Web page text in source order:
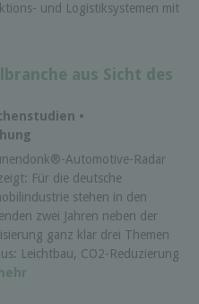
und Logistiksystemen mit
aus Sicht des
•
Automotive-Radar
Für die deutsche
stehen in den
zwei Jahren neben der
ganz klar drei Themen
Leichtbau, CO2-Reduzierung